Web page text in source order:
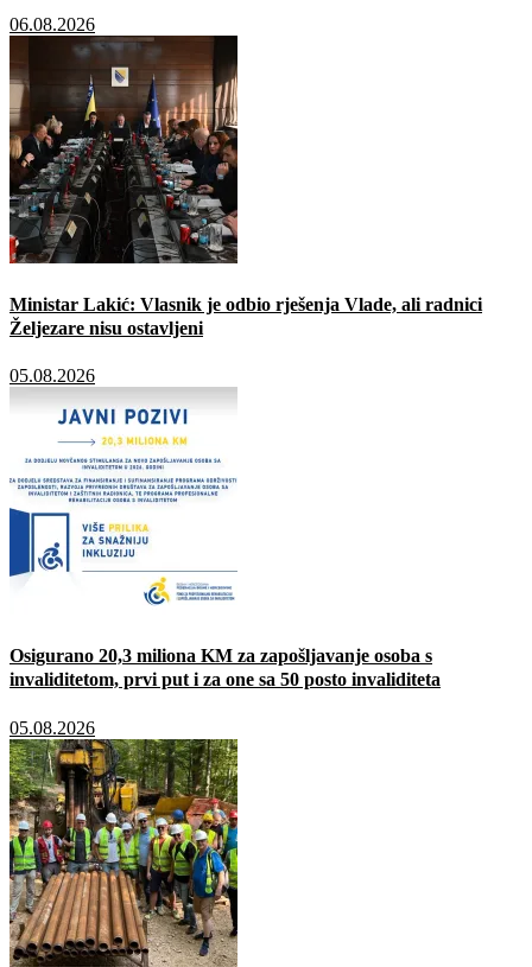
06.08.2026
Ministar Lakić: Vlasnik je odbio rješenja Vlade, ali radnici
Željezare nisu ostavljeni
05.08.2026
Osigurano 20,3 miliona KM za zapošljavanje osoba s
invaliditetom, prvi put i za one sa 50 posto invaliditeta
05.08.2026